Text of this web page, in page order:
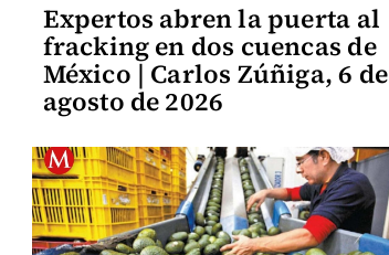
Expertos abren la puerta al
fracking en dos cuencas de
México | Carlos Zúñiga, 6 de
agosto de 2026